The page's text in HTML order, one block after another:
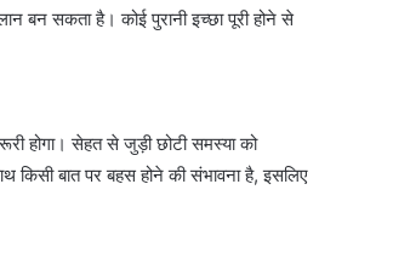
बन सकता है। कोई पुरानी इच्छा पूरी होने से
होगा। सेहत से जुड़ी छोटी समस्या को
बात पर बहस होने की संभावना है, इसलिए